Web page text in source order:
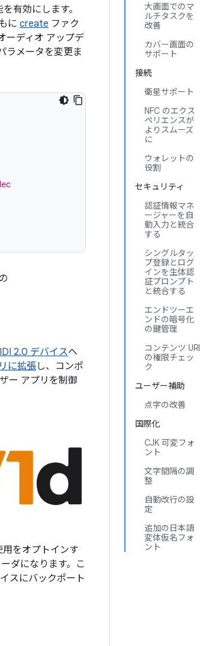
大画面でのマ
ルチタスクを
改善
カバー画面の
サポート
接続
衛星サポート
NFC のエクス
ペリエンスが
よりスムーズ
に
ウォレットの
役割
セキュリティ
認証情報マネ
ージャーを自
動入力と統合
する
シングルタッ
プ登録とログ
インを生体認
証プロンプト
と統合する
エンドツーエ
ンドの暗号化
の鍵管理
コンテンツ URI
の権限チェッ
ク
ユーザー補助
点字の改善
国際化
CJK 可変フォ
ント
文字間隔の調
整
自動改行の設
定
追加の日本語
変体仮名フォ
ント
有効にします。
に create ファク
ーディオ アップデ
ラメータを変更ま
2.0 デバイスへ
に拡張し、コンポ
ー アプリを制御
をオプトインす
ダになります。こ
スにバックポート